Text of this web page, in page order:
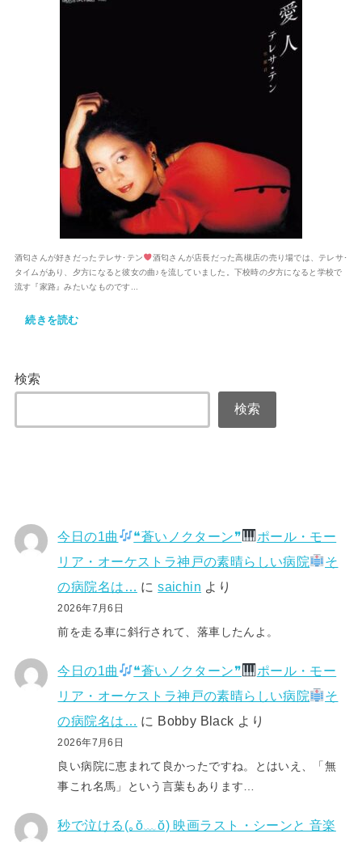
酒匂さんが好きだったテレサ･テン
酒匂さんが店長だった高槻店の売り場では、テレサ･
タイムがあり、夕方になると彼女の曲♪を流していました。下校時の夕方になると学校で
流す『家路』みたいなものです...
続きを読む
検索
検索
今日の1曲 ❝蒼いノクターン❞
ポール・モー
リア・オーケストラ神戸の素晴らしい病院
そ
の病院名は…
にsaichin より
2026年7月6日
前を走る車に斜行されて、落車したんよ。
今日の1曲 ❝蒼いノクターン❞
ポール・モー
リア・オーケストラ神戸の素晴らしい病院
そ
の病院名は… に Bobby Black より
2026年7月6日
良い病院に恵まれて良かったですね。とはいえ、「無
事これ名馬」という言葉もあります…
秒で泣ける(⁠｡⁠ŏ⁠﹏⁠ŏ⁠) 映画ラスト・シーンと 音楽